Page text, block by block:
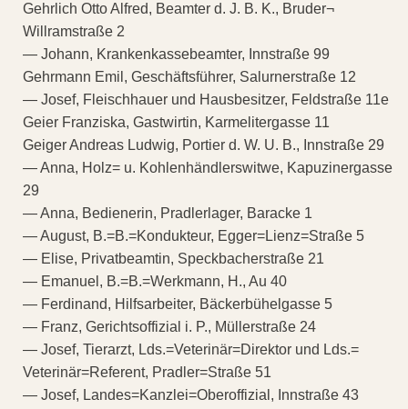
Gehrlich Otto Alfred, Beamter d. J. B. K., Bruder¬
Willramstraße 2
— Johann, Krankenkassebeamter, Innstraße 99
Gehrmann Emil, Geschäftsführer, Salurnerstraße 12
— Josef, Fleischhauer und Hausbesitzer, Feldstraße 11e
Geier Franziska, Gastwirtin, Karmelitergasse 11
Geiger Andreas Ludwig, Portier d. W. U. B., Innstraße 29
— Anna, Holz= u. Kohlenhändlerswitwe, Kapuzinergasse
29
— Anna, Bedienerin, Pradlerlager, Baracke 1
— August, B.=B.=Kondukteur, Egger=Lienz=Straße 5
— Elise, Privatbeamtin, Speckbacherstraße 21
— Emanuel, B.=B.=Werkmann, H., Au 40
— Ferdinand, Hilfsarbeiter, Bäckerbühelgasse 5
— Franz, Gerichtsoffizial i. P., Müllerstraße 24
— Josef, Tierarzt, Lds.=Veterinär=Direktor und Lds.=
Veterinär=Referent, Pradler=Straße 51
— Josef, Landes=Kanzlei=Oberoffizial, Innstraße 43